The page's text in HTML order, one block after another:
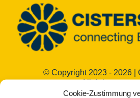
Cookie-Zustimmung
© Copyright 2023 - 2026 |
All rights
and all information